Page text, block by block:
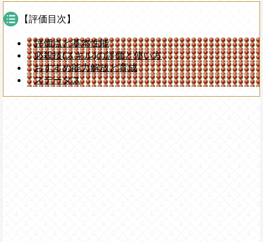
【評価目次】
評価点と基本性能
必殺技(スキル)の評価と使い方
おすすめ能力解放と育成
ステータス